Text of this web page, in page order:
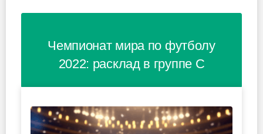
Чемпионат мира по футболу
2022: расклад в группе C